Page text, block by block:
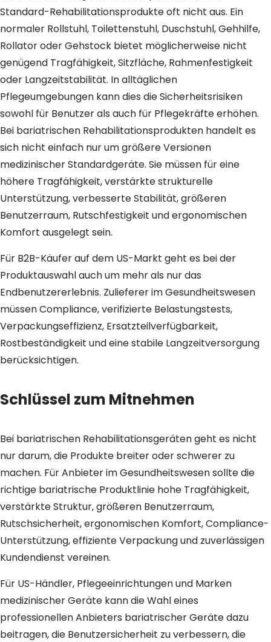
Standard-Rehabilitationsprodukte oft nicht aus. Ein
normaler Rollstuhl, Toilettenstuhl, Duschstuhl, Gehhilfe,
Rollator oder Gehstock bietet möglicherweise nicht
genügend Tragfähigkeit, Sitzfläche, Rahmenfestigkeit
oder Langzeitstabilität. In alltäglichen
Pflegeumgebungen kann dies die Sicherheitsrisiken
sowohl für Benutzer als auch für Pflegekräfte erhöhen.
Bei bariatrischen Rehabilitationsprodukten handelt es
sich nicht einfach nur um größere Versionen
medizinischer Standardgeräte. Sie müssen für eine
höhere Tragfähigkeit, verstärkte strukturelle
Unterstützung, verbesserte Stabilität, größeren
Benutzerraum, Rutschfestigkeit und ergonomischen
Komfort ausgelegt sein.
Für B2B-Käufer auf dem US-Markt geht es bei der
Produktauswahl auch um mehr als nur das
Endbenutzererlebnis. Zulieferer im Gesundheitswesen
müssen Compliance, verifizierte Belastungstests,
Verpackungseffizienz, Ersatzteilverfügbarkeit,
Rostbeständigkeit und eine stabile Langzeitversorgung
berücksichtigen.
Schlüssel zum Mitnehmen
Bei bariatrischen Rehabilitationsgeräten geht es nicht
nur darum, die Produkte breiter oder schwerer zu
machen. Für Anbieter im Gesundheitswesen sollte die
richtige bariatrische Produktlinie hohe Tragfähigkeit,
verstärkte Struktur, größeren Benutzerraum,
Rutschsicherheit, ergonomischen Komfort, Compliance-
Unterstützung, effiziente Verpackung und zuverlässigen
Kundendienst vereinen.
Für US-Händler, Pflegeeinrichtungen und Marken
medizinischer Geräte kann die Wahl eines
professionellen Anbieters bariatrischer Geräte dazu
beitragen, die Benutzersicherheit zu verbessern, die